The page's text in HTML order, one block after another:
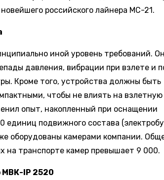
российского лайнера МС-21.
иной уровень требований.
давления, вибрации при взлете и
Кроме того, устройства должны быть
чтобы не влиять на взлетную
опыт, накопленный при оснащении
единиц подвижного состава
оборудованы камерами компании.
на транспорте камер превышает 9 000.
МВК-IP 2520